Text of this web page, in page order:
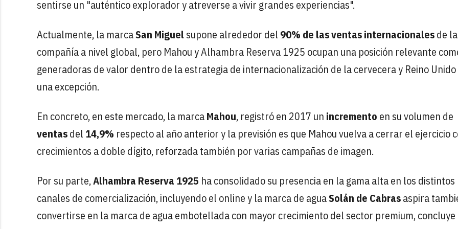
sentirse un "auténtico explorador y atreverse a vivir grandes experiencias".
Actualmente, la marcaSan Miguelsupone alrededor del 90% de las ventas internacionalesde la
compañía a nivel global, pero Mahou y Alhambra Reserva 1925 ocupan una posición relevante
generadoras de valor dentro de la estrategia de internacionalización de la cervecera y Reino Unido
una excepción.
En concreto, en este mercado, la marcaMahou, registró en 2017 un incremento en su volumen de
ventasdel 14,9% respecto al año anterior y la previsión es que Mahou vuelva a cerrar el ejercicio
crecimientos a doble dígito, reforzada también por varias campañas de imagen.
Por su parte,Alhambra Reserva 1925 ha consolidado su presencia en la gama alta en los distintos
canales de comercialización, incluyendo el online y la marca de aguaSolán de Cabrasaspira
convertirse en la marca de agua embotellada con mayor crecimiento del sector premium,